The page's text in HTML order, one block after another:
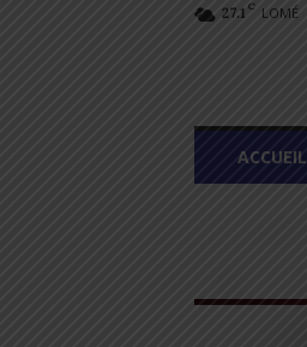
27.1 C LOMÉ
L
M
ACCUEIL